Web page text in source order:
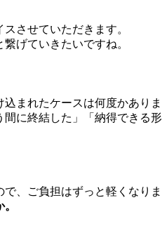
させていただきます。
げていきたいですね。
まれたケースは何度かありま
に終結した」「納得できる
、ご負担はずっと軽くなりま